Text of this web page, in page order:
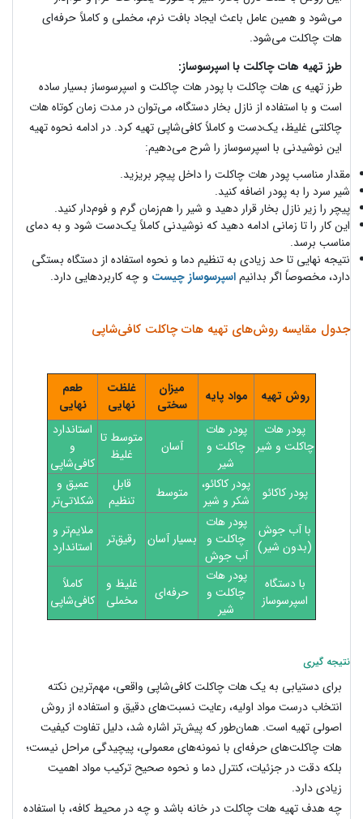
می‌شود و همین عامل باعث ایجاد بافت نرم، مخملی و کاملاً حرفه‌ای
هات چاکلت می‌شود.
طرز تهیه هات چاکلت با اسپرسوساز:
طرز تهیه ی هات چاکلت با پودر هات چاکلت و اسپرسوساز بسیار ساده
است و با استفاده از نازل بخار دستگاه، می‌توان در مدت زمان کوتاه هات
چاکلتی غلیظ، یک‌دست و کاملاً کافی‌شاپی تهیه کرد. در ادامه نحوه تهیه
این نوشیدنی با اسپرسوساز را شرح می‌دهیم:
مقدار مناسب پودر هات چاکلت را داخل پیچر بریزید.
شیر سرد را به پودر اضافه کنید.
پیچر را زیر نازل بخار قرار دهید و شیر را هم‌زمان گرم و فوم‌دار کنید.
این کار را تا زمانی ادامه دهید که نوشیدنی کاملاً یک‌دست شود و به دمای
مناسب برسد.
نتیجه نهایی تا حد زیادی به تنظیم دما و نحوه استفاده از دستگاه بستگی
دارد، مخصوصاً اگر بدانیماسپرسوساز چیست و چه کاربردهایی دارد.
جدول مقایسه روش‌های تهیه هات چاکلت کافی‌شاپی
طعم
نهایی
غلظت
نهایی
میزان
سختی
مواد پایه
روش تهیه
استاندارد
و
کافی‌شاپی
متوسط تا
غلیظ
آسان
پودر هات
چاکلت و
شیر
پودر هات
چاکلت و شیر
عمیق و
شکلاتی‌تر
قابل
تنظیم
متوسط
پودر کاکائو،
شکر و شیر
پودر کاکائو
ملایم‌تر و
استاندارد
رقیق‌تر بسیار آسان
پودر هات
چاکلت و
آب جوش
با آب جوش
(بدون شیر)
کاملاً
کافی‌شاپی
غلیظ و
مخملی
حرفه‌ای
پودر هات
چاکلت و
شیر
با دستگاه
اسپرسوساز
نتیجه گیری
برای دستیابی به یک هات چاکلت کافی‌شاپی واقعی، مهم‌ترین نکته
انتخاب درست مواد اولیه، رعایت نسبت‌های دقیق و استفاده از روش
اصولی تهیه است. همان‌طور که پیش‌تر اشاره شد، دلیل تفاوت کیفیت
هات چاکلت‌های حرفه‌ای با نمونه‌های معمولی، پیچیدگی مراحل نیست؛
بلکه دقت در جزئیات، کنترل دما و نحوه صحیح ترکیب مواد اهمیت
زیادی دارد.
چه هدف تهیه هات چاکلت در خانه باشد و چه در محیط کافه، با استفاده